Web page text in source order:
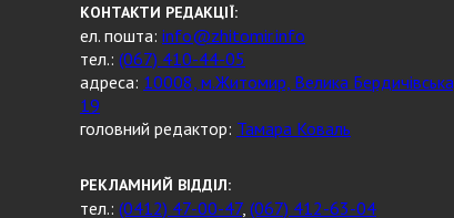
КОНТАКТИ РЕДАКЦІЇ:
ел. пошта: info@zhitomir.info
тел.: (067) 410-44-05
адреса: 10008, м.Житомир, Велика Бердичівська,
19
головний редактор: Тамара Коваль
РЕКЛАМНИЙ ВІДДІЛ:
тел.: (0412) 47-00-47, (067) 412-63-04